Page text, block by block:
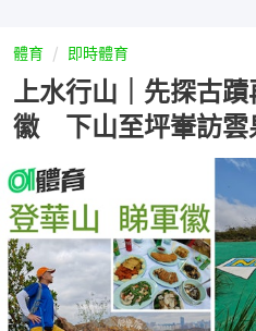
體育 即時體育
上水行山｜先探古
徽 下山至坪輋訪雲